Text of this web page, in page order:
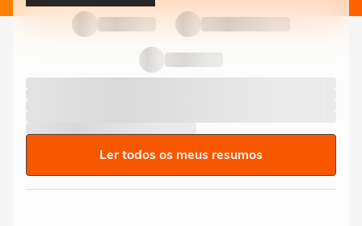
Ler todos os meus resumos